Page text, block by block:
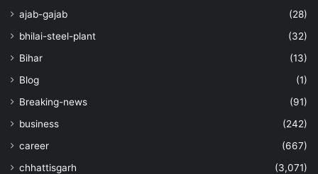
ajab-gajab
(28)
bhilai-steel-plant
(32)
Bihar
(13)
Blog
(1)
Breaking-news
(91)
business
(242)
career
(667)
chhattisgarh
(3,071)